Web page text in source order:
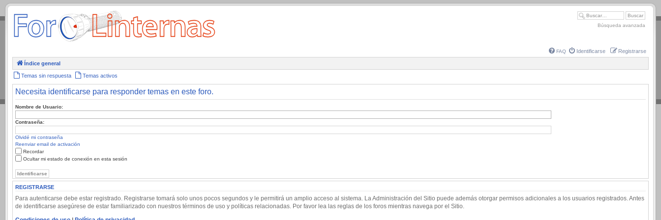
.
Búsqueda avanzada
FAQ Identificarse Registrarse
Índice general
Temas sin respuesta Temas activos
Necesita identificarse para responder temas en este foro.
Nombre de Usuario:
Contraseña:
Olvidé mi contraseña
Reenviar email de activación
Recordar
Ocultar mi estado de conexión en esta sesión
REGISTRARSE
Para autenticarse debe estar registrado. Registrarse tomará solo unos pocos segundos y le permitirá un amplio acceso al sistema. La Administración del Sitio puede además otorgar permisos adicionales a los usuarios registrados. Antes
de identificarse asegúrese de estar familiarizado con nuestros términos de uso y políticas relacionadas. Por favor lea las reglas de los foros mientras navega por el Sitio.